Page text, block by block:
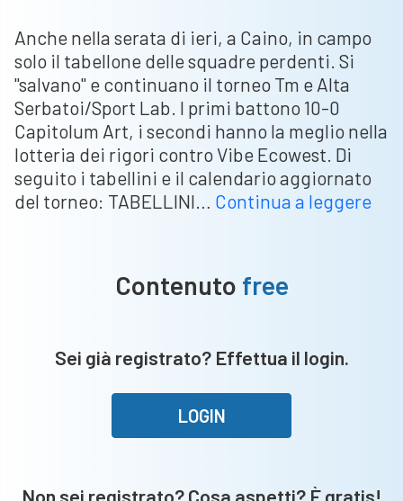
Anche nella serata di ieri, a Caino, in campo
solo il tabellone delle squadre perdenti. Si
"salvano" e continuano il torneo Tm e Alta
Serbatoi/Sport Lab. I primi battono 10-0
Capitolum Art, i secondi hanno la meglio nella
lotteria dei rigori contro Vibe Ecowest. Di
seguito i tabellini e il calendario aggiornato
del torneo: TABELLINI… Continua a leggere
Contenuto free
Sei già registrato? Effettua il login.
LOGIN
Non sei registrato? Cosa aspetti? È gratis!